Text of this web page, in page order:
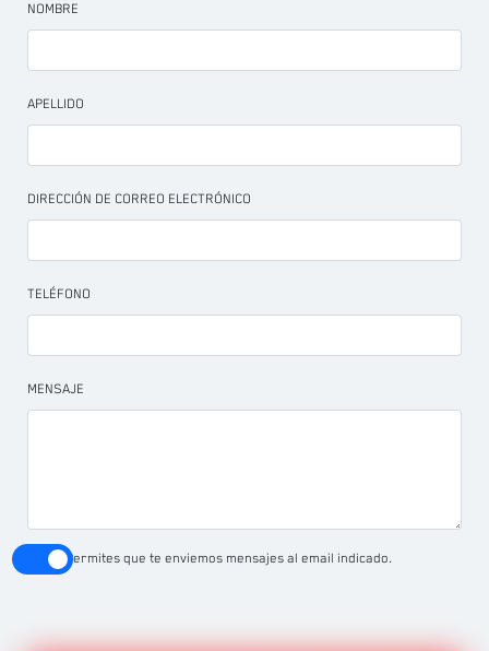
NOMBRE
APELLIDO
DIRECCIÓN DE CORREO ELECTRÓNICO
TELÉFONO
MENSAJE
Permites que te enviemos mensajes al email indicado.